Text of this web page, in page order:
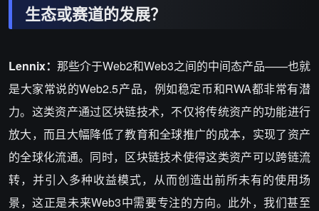
生态或赛道的发展？
Lennix： 那些介于Web2和Web3之间的中间态产品——也就
是大家常说的Web2.5产品，例如稳定币和RWA都非常有潜
力。这类资产通过区块链技术，不仅将传统资产的功能进行
放大，而且大幅降低了教育和全球推广的成本，实现了资产
的全球化流通。同时，区块链技术使得这类资产可以跨链流
转，并引入多种收益模式，从而创造出前所未有的使用场
景，这正是未来Web3中需要专注的方向。此外，我们甚至